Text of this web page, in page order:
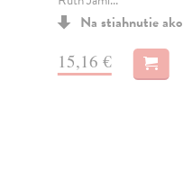
Na stiahnutie ako
15,16 €